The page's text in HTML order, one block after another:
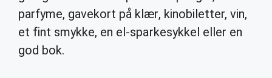
parfyme, gavekort på klær, kinobiletter, vin,
et fint smykke, en el-sparkesykkel eller en
god bok.